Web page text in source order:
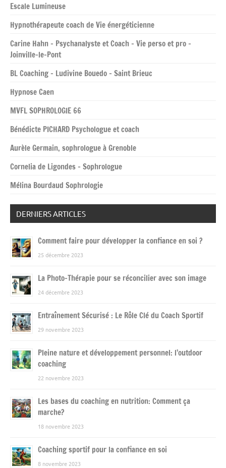
Escale Lumineuse
Hypnothérapeute coach de Vie énergéticienne
Carine Hahn – Psychanalyste et Coach – Vie perso et pro –
Joinville-le-Pont
BL Coaching – Ludivine Bouedo – Saint Brieuc
Hypnose Caen
MVFL SOPHROLOGIE 66
Bénédicte PICHARD Psychologue et coach
Aurèle Germain, sophrologue à Grenoble
Cornelia de Ligondes – Sophrologue
Mélina Bourdaud Sophrologie
DERNIERS ARTICLES
Comment faire pour développer la confiance en soi ?
25 décembre 2023
La Photo-Thérapie pour se réconcilier avec son image
24 décembre 2023
Entraînement Sécurisé : Le Rôle Clé du Coach Sportif
29 novembre 2023
Pleine nature et développement personnel: l’outdoor
coaching
22 novembre 2023
Les bases du coaching en nutrition: Comment ça
marche?
18 novembre 2023
Coaching sportif pour la confiance en soi
8 novembre 2023